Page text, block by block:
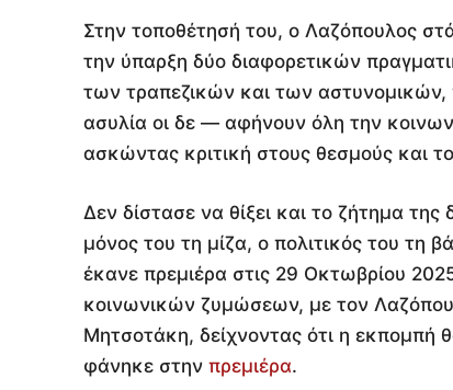
Στην τοποθέτησή του, ο Λαζόπουλος
την ύπαρξη δύο διαφορετικών
των τραπεζικών και των αστυνομικών,
ασυλία οι δε — αφήνουν όλη την
ασκώντας κριτική στους θεσμούς και
Δεν δίστασε να θίξει και το ζήτημα
μόνος του τη μίζα, ο πολιτικός του τη
έκανε πρεμιέρα στις 29 Οκτωβρίου
κοινωνικών ζυμώσεων, με τον
Μητσοτάκη, δείχνοντας ότι η εκπομπή
φάνηκε στην πρεμιέρα.